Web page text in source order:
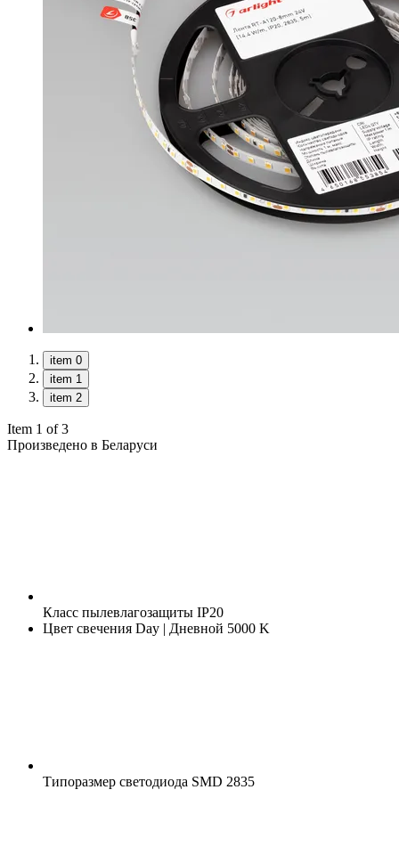
item 0
item 1
item 2
Item 1 of 3
Произведено в Беларуси
Класс пылевлагозащиты IP20
Цвет свечения Day | Дневной 5000 K
Типоразмер светодиода SMD 2835